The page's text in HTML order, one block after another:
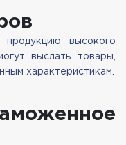
высокого
выслать товары,
характеристикам.